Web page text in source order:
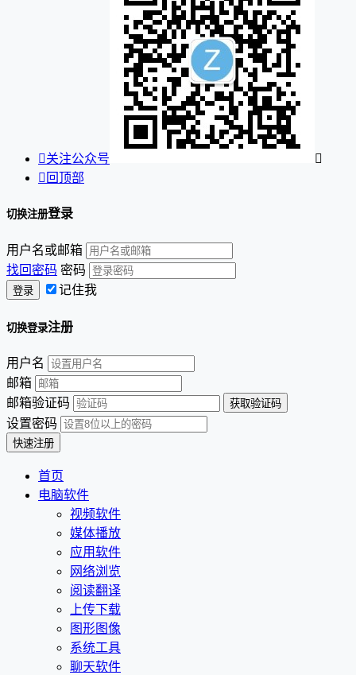
关注公众号

 回顶部
切换注册登录
用户名或邮箱
找回密码 密码
记住我
切换登录注册
用户名
邮箱
邮箱验证码
设置密码
首页
电脑软件
视频软件
媒体播放
应用软件
网络浏览
阅读翻译
上传下载
图形图像
系统工具
聊天软件